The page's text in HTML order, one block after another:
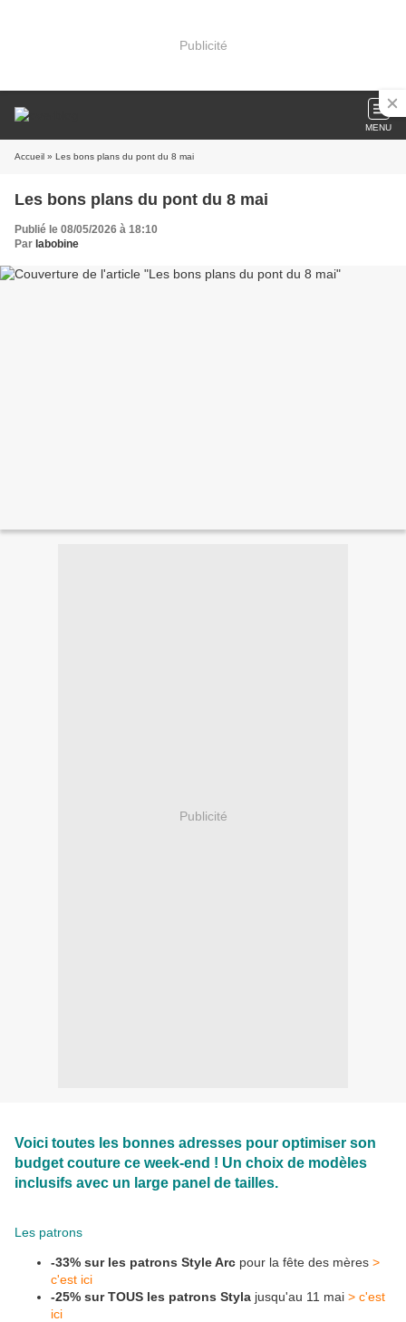
Publicité
MENU
Accueil » Les bons plans du pont du 8 mai
Les bons plans du pont du 8 mai
Publié le 08/05/2026 à 18:10
Par labobine
Publicité
Voici toutes les bonnes adresses pour optimiser son
budget couture ce week-end ! Un choix de modèles
inclusifs avec un large panel de tailles.
Les patrons
-33% sur les patrons Style Arc pour la fête des mères >
c'est ici
-25% sur TOUS les patrons Styla jusqu'au 11 mai > c'est
ici